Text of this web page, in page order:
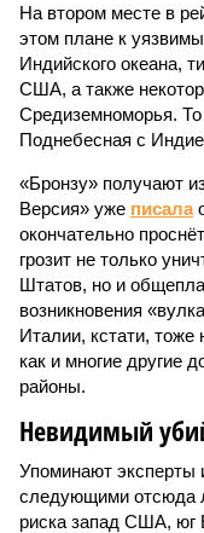
На втором месте в
этом плане к
Индийского океана,
США, а также
Средиземноморья. То
Поднебесная с
«Бронзу» получают
Версия» уже писала
окончательно
грозит не только
Штатов, но и
возникновения
Италии, кстати, тоже
как и многие другие
районы.
Невидимый
Упоминают эксперты
следующими отсюда
риска запад США, юг